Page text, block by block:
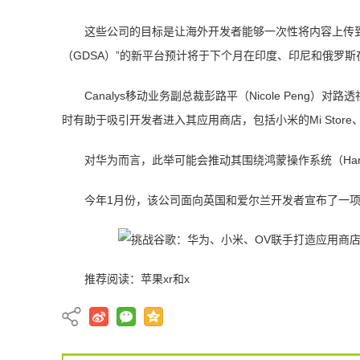
这些公司的目标是让海外开发者能够一次性将内容上
（GDSA）”的新平台预计将于下个月在印度、印尼和俄罗
Canalys移动业务副总裁彭路平（Nicole Peng）对路
时有助于吸引开发者进入其应用商店，包括小米的Mi
对华为而言，此举可能会推动其围绕鸿蒙操作系统（
今年1月份，该公司面向英国和爱尔兰开发者宣布了一
推荐阅读： 苹果xr和x